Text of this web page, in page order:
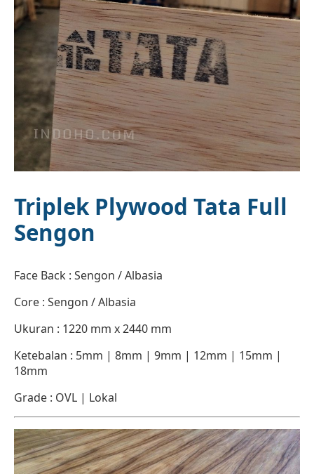
Triplek Plywood Tata Full
Sengon
Face Back : Sengon / Albasia
Core : Sengon / Albasia
Ukuran : 1220 mm x 2440 mm
Ketebalan : 5mm | 8mm | 9mm | 12mm | 15mm |
18mm
Grade : OVL | Lokal